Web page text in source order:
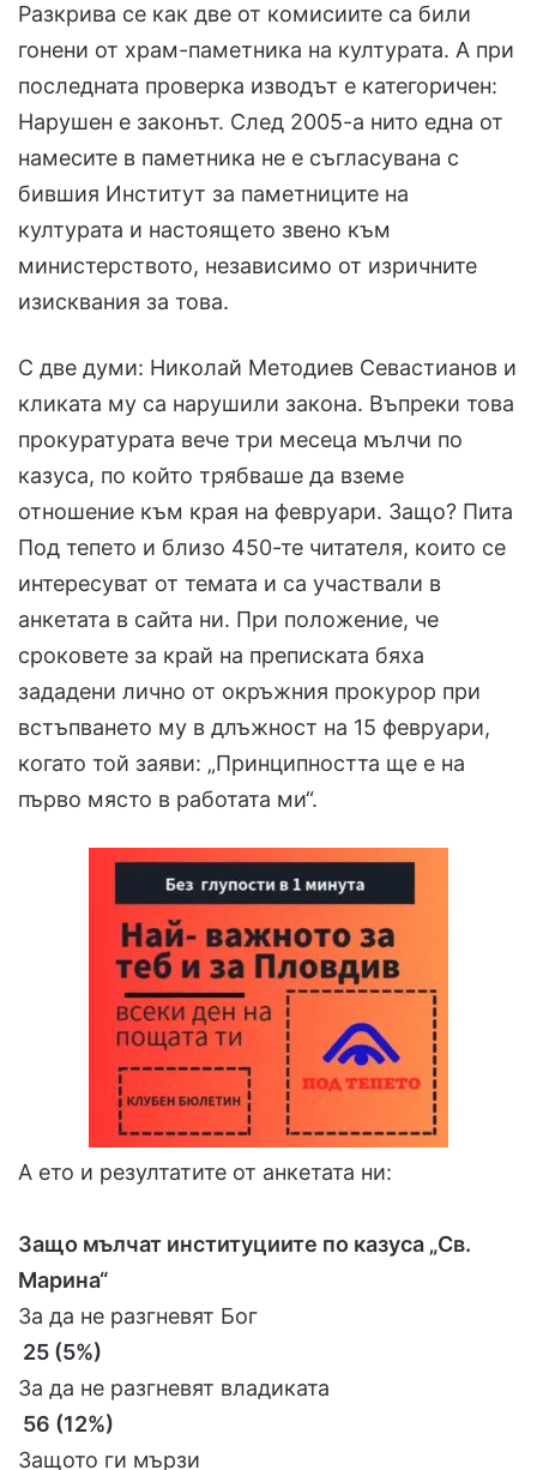
Разкрива се как две от комисиите са били
гонени от храм-паметника на културата. А при
последната проверка изводът е категоричен:
Нарушен е законът. След 2005-а нито една от
намесите в паметника не е съгласувана с
бившия Институт за паметниците на
културата и настоящето звено към
министерството, независимо от изричните
изисквания за това.
С две думи: Николай Методиев Севастианов и
кликата му са нарушили закона. Въпреки това
прокуратурата вече три месеца мълчи по
казуса, по който трябваше да вземе
отношение към края на февруари. Защо? Пита
Под тепето и близо 450-те читателя, които се
интересуват от темата и са участвали в
анкетата в сайта ни. При положение, че
сроковете за край на преписката бяха
зададени лично от окръжния прокурор при
встъпването му в длъжност на 15 февруари,
когато той заяви: „Принципността ще е на
първо място в работата ми“.
А ето и резултатите от анкетата ни:
Защо мълчат институциите по казуса „Св.
Марина“
За да не разгневят Бог
25 (5%)
За да не разгневят владиката
56 (12%)
Защото ги мързи